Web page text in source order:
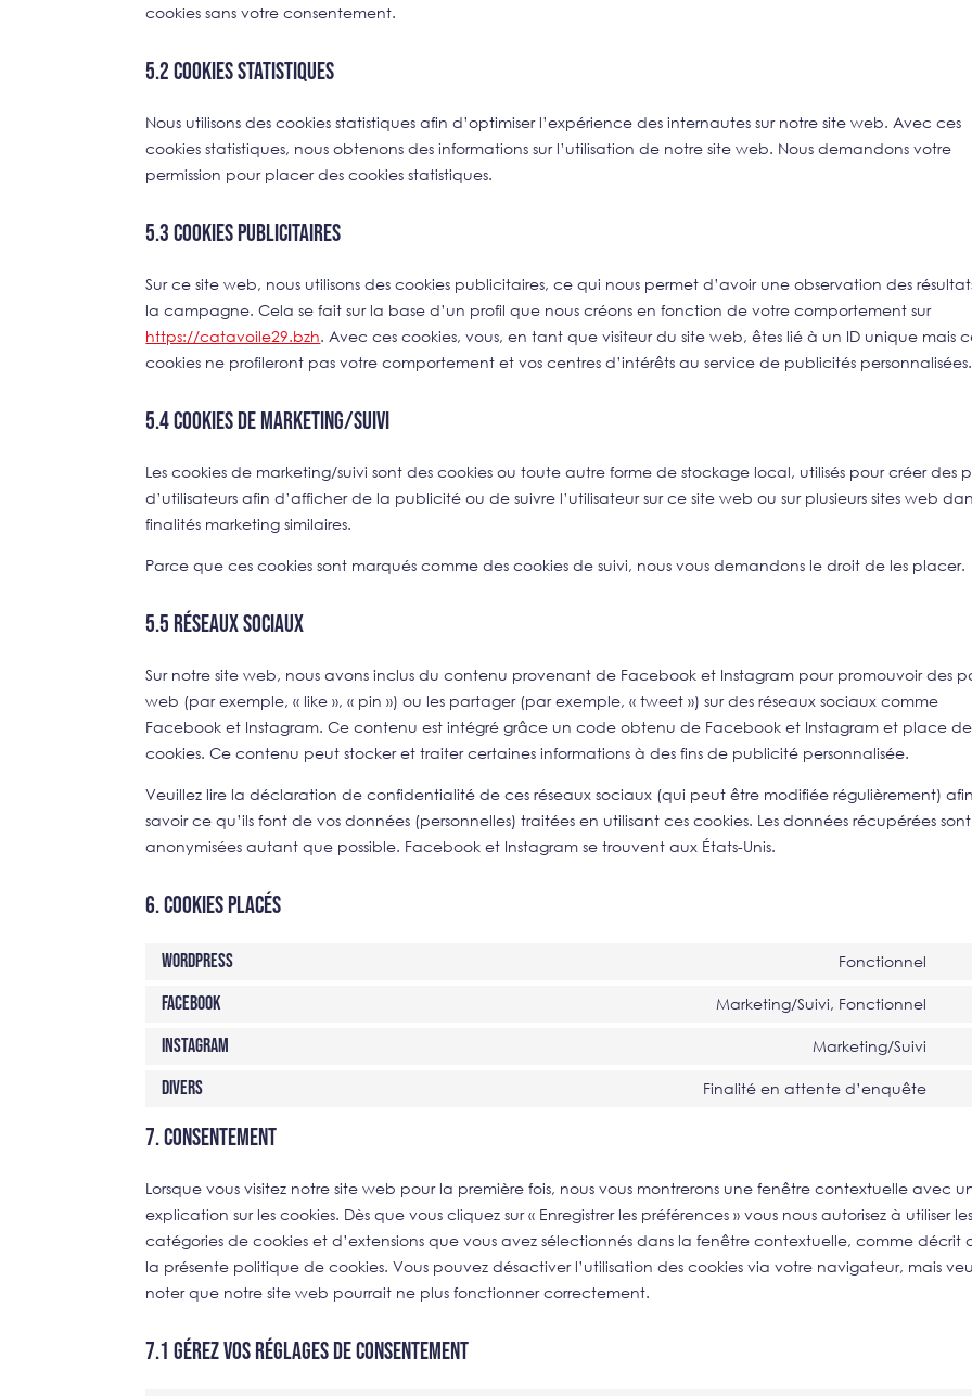
cookies sans votre consentement.
5.2 Cookies statistiques
Nous utilisons des cookies statistiques afin d’optimiser l’expérience des internautes sur notre site web. Avec ces
cookies statistiques, nous obtenons des informations sur l’utilisation de notre site web. Nous demandons votre
permission pour placer des cookies statistiques.
5.3 Cookies publicitaires
Sur ce site web, nous utilisons des cookies publicitaires, ce qui nous permet d’avoir une observation des
la campagne. Cela se fait sur la base d’un profil que nous créons en fonction de votre comportement sur
https://catavoile29.bzh. Avec ces cookies, vous, en tant que visiteur du site web, êtes lié à un ID unique mais
cookies ne profileront pas votre comportement et vos centres d’intérêts au service de publicités personnalisées.
5.4 Cookies de marketing/suivi
Les cookies de marketing/suivi sont des cookies ou toute autre forme de stockage local, utilisés pour créer des
d’utilisateurs afin d’afficher de la publicité ou de suivre l’utilisateur sur ce site web ou sur plusieurs sites web
finalités marketing similaires.
Parce que ces cookies sont marqués comme des cookies de suivi, nous vous demandons le droit de les placer.
5.5 Réseaux sociaux
Sur notre site web, nous avons inclus du contenu provenant de Facebook et Instagram pour promouvoir des
web (par exemple, « like », « pin ») ou les partager (par exemple, « tweet ») sur des réseaux sociaux comme
Facebook et Instagram. Ce contenu est intégré grâce un code obtenu de Facebook et Instagram et place
cookies. Ce contenu peut stocker et traiter certaines informations à des fins de publicité personnalisée.
Veuillez lire la déclaration de confidentialité de ces réseaux sociaux (qui peut être modifiée régulièrement)
savoir ce qu’ils font de vos données (personnelles) traitées en utilisant ces cookies. Les données récupérées sont
anonymisées autant que possible. Facebook et Instagram se trouvent aux États-Unis.
6. Cookies placés
WordPress Fonctionnel
Facebook Marketing/Suivi, Fonctionnel
Instagram Marketing/Suivi
Divers Finalité en attente d’enquête
7. Consentement
Lorsque vous visitez notre site web pour la première fois, nous vous montrerons une fenêtre contextuelle avec
explication sur les cookies. Dès que vous cliquez sur « Enregistrer les préférences » vous nous autorisez à utiliser les
catégories de cookies et d’extensions que vous avez sélectionnés dans la fenêtre contextuelle, comme décrit
la présente politique de cookies. Vous pouvez désactiver l’utilisation des cookies via votre navigateur, mais
noter que notre site web pourrait ne plus fonctionner correctement.
7.1 Gérez vos réglages de consentement